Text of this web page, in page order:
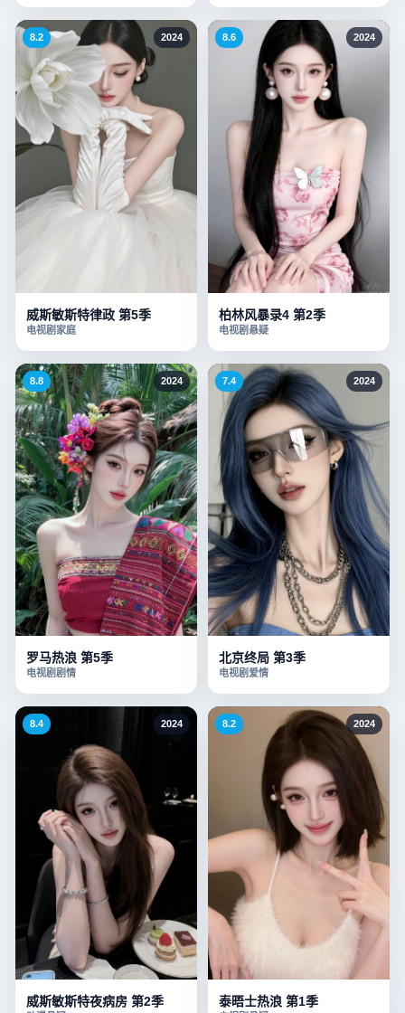
8.2 2024
威斯敏斯特律政 第5季
电视剧 家庭
8.6 2024
柏林风暴录4 第2季
电视剧悬疑
8.8 2024
罗马热浪 第5季
电视剧剧情
7.4 2024
北京终局 第3季
电视剧 爱情
8.4 2024
威斯敏斯特夜病房 第2季
8.2 2024
泰晤士热浪 第1季